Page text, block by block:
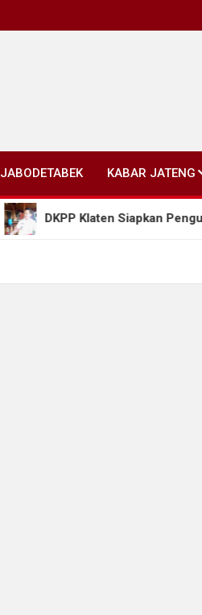
JABODETABEK KABAR JATENG
DKPP Klaten Siapkan